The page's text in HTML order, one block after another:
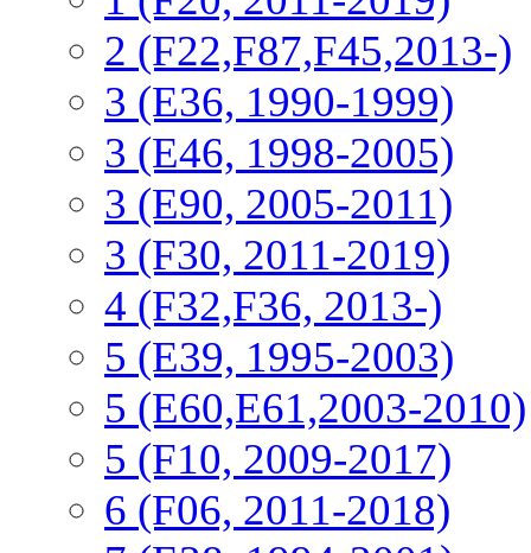
2 (F22,F87,F45,2013-)
3 (Е36, 1990-1999)
3 (E46, 1998-2005)
3 (E90, 2005-2011)
3 (F30, 2011-2019)
4 (F32,F36, 2013-)
5 (E39, 1995-2003)
5 (E60,E61,2003-2010)
5 (F10, 2009-2017)
6 (F06, 2011-2018)